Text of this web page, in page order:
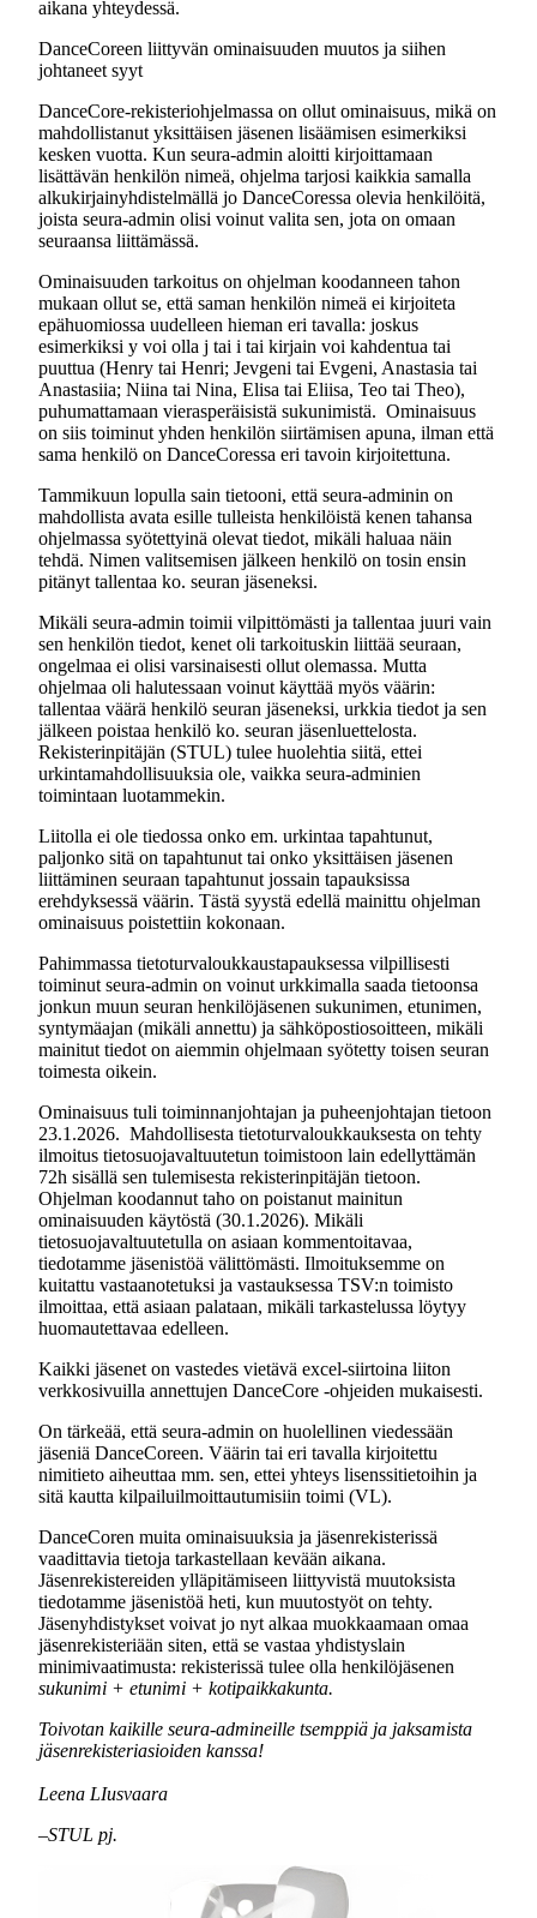
aikana yhteydessä.
DanceCoreen liittyvän ominaisuuden muutos ja siihen
johtaneet syyt
DanceCore-rekisteriohjelmassa on ollut ominaisuus, mikä on
mahdollistanut yksittäisen jäsenen lisäämisen esimerkiksi
kesken vuotta. Kun seura-admin aloitti kirjoittamaan
lisättävän henkilön nimeä, ohjelma tarjosi kaikkia samalla
alkukirjainyhdistelmällä jo DanceCoressa olevia henkilöitä,
joista seura-admin olisi voinut valita sen, jota on omaan
seuraansa liittämässä.
Ominaisuuden tarkoitus on ohjelman koodanneen tahon
mukaan ollut se, että saman henkilön nimeä ei kirjoiteta
epähuomiossa uudelleen hieman eri tavalla: joskus
esimerkiksi y voi olla j tai i tai kirjain voi kahdentua tai
puuttua (Henry tai Henri; Jevgeni tai Evgeni, Anastasia tai
Anastasiia; Niina tai Nina, Elisa tai Eliisa, Teo tai Theo),
puhumattamaan vierasperäisistä sukunimistä. Ominaisuus
on siis toiminut yhden henkilön siirtämisen apuna, ilman että
sama henkilö on DanceCoressa eri tavoin kirjoitettuna.
Tammikuun lopulla sain tietooni, että seura-adminin on
mahdollista avata esille tulleista henkilöistä kenen tahansa
ohjelmassa syötettyinä olevat tiedot, mikäli haluaa näin
tehdä. Nimen valitsemisen jälkeen henkilö on tosin ensin
pitänyt tallentaa ko. seuran jäseneksi.
Mikäli seura-admin toimii vilpittömästi ja tallentaa juuri vain
sen henkilön tiedot, kenet oli tarkoituskin liittää seuraan,
ongelmaa ei olisi varsinaisesti ollut olemassa. Mutta
ohjelmaa oli halutessaan voinut käyttää myös väärin:
tallentaa väärä henkilö seuran jäseneksi, urkkia tiedot ja sen
jälkeen poistaa henkilö ko. seuran jäsenluettelosta.
Rekisterinpitäjän (STUL) tulee huolehtia siitä, ettei
urkintamahdollisuuksia ole, vaikka seura-adminien
toimintaan luotammekin.
Liitolla ei ole tiedossa onko em. urkintaa tapahtunut,
paljonko sitä on tapahtunut tai onko yksittäisen jäsenen
liittäminen seuraan tapahtunut jossain tapauksissa
erehdyksessä väärin. Tästä syystä edellä mainittu ohjelman
ominaisuus poistettiin kokonaan.
Pahimmassa tietoturvaloukkaustapauksessa vilpillisesti
toiminut seura-admin on voinut urkkimalla saada tietoonsa
jonkun muun seuran henkilöjäsenen sukunimen, etunimen,
syntymäajan (mikäli annettu) ja sähköpostiosoitteen, mikäli
mainitut tiedot on aiemmin ohjelmaan syötetty toisen seuran
toimesta oikein.
Ominaisuus tuli toiminnanjohtajan ja puheenjohtajan tietoon
23.1.2026. Mahdollisesta tietoturvaloukkauksesta on tehty
ilmoitus tietosuojavaltuutetun toimistoon lain edellyttämän
72h sisällä sen tulemisesta rekisterinpitäjän tietoon.
Ohjelman koodannut taho on poistanut mainitun
ominaisuuden käytöstä (30.1.2026). Mikäli
tietosuojavaltuutetulla on asiaan kommentoitavaa,
tiedotamme jäsenistöä välittömästi. Ilmoituksemme on
kuitattu vastaanotetuksi ja vastauksessa TSV:n toimisto
ilmoittaa, että asiaan palataan, mikäli tarkastelussa löytyy
huomautettavaa edelleen.
Kaikki jäsenet on vastedes vietävä excel-siirtoina liiton
verkkosivuilla annettujen DanceCore -ohjeiden mukaisesti.
On tärkeää, että seura-admin on huolellinen viedessään
jäseniä DanceCoreen. Väärin tai eri tavalla kirjoitettu
nimitieto aiheuttaa mm. sen, ettei yhteys lisenssitietoihin ja
sitä kautta kilpailuilmoittautumisiin toimi (VL).
DanceCoren muita ominaisuuksia ja jäsenrekisterissä
vaadittavia tietoja tarkastellaan kevään aikana.
Jäsenrekistereiden ylläpitämiseen liittyvistä muutoksista
tiedotamme jäsenistöä heti, kun muutostyöt on tehty.
Jäsenyhdistykset voivat jo nyt alkaa muokkaamaan omaa
jäsenrekisteriään siten, että se vastaa yhdistyslain
minimivaatimusta: rekisterissä tulee olla henkilöjäsenen
sukunimi + etunimi + kotipaikkakunta.
Toivotan kaikille seura-admineille tsemppiä ja jaksamista
jäsenrekisteriasioiden kanssa!
Leena LIusvaara
–STUL pj.